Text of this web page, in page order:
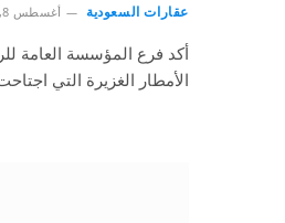
عقارات السعودية أغسطس 8, 2024
أكد فرع المؤسسة العامة
الأمطار الغزيرة التي